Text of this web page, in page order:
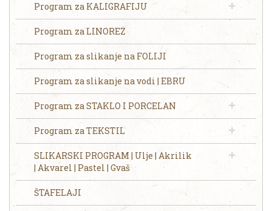
Program za KALIGRAFIJU
Program za LINOREZ
Program za slikanje na FOLIJI
Program za slikanje na vodi | EBRU
Program za STAKLO I PORCELAN
Program za TEKSTIL
SLIKARSKI PROGRAM | Ulje | Akrilik
| Akvarel | Pastel | Gvaš
ŠTAFELAJI